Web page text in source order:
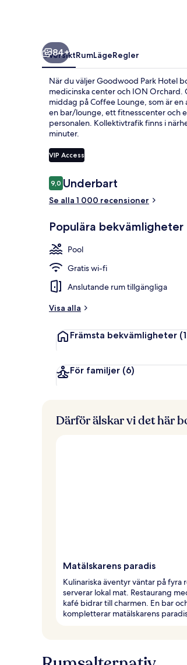
84+
ÖversiktRumLägeRegler
När du väljer Goodwood Park Hotel
medicinska center och ION Orchard.
middag på Coffee Lounge, som är
en bar/lounge, ett fitnesscenter och
personalen. Kollektivtrafik finns i
minuter.
VIP Access
Recensioner
9,09,0 av 10,
Underbart
Se alla 1 000 recensioner
Populära bekvämligheter
Pool
Gratis wi-fi
Anslutande rum tillgängliga
Visa alla
Främsta bekvämligheter
För familjer (6)
Därför älskar vi det här
Matälskarens paradis
Kulinariska äventyr väntar på fyra
serverar lokal mat. Restaurang
kafé bidrar till charmen. En bar
kompletterar matälskarens